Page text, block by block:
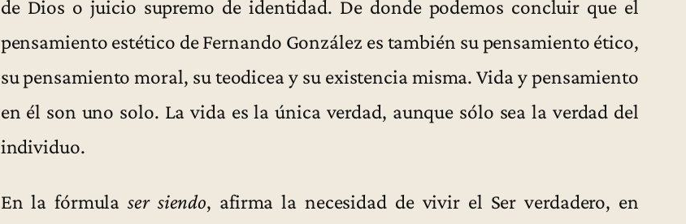
de Dios o juicio supremo de identidad. De donde podemos concluir que el
pensamiento estético de Fernando González es también su pensamiento ético,
su pensamiento moral, su teodicea y su existencia misma. Vida y pensamiento
en él son uno solo. La vida es la única verdad, aunque sólo sea la verdad del
individuo.
En la fórmulaser siendo, afirma la necesidad de vivir el Ser verdadero, en